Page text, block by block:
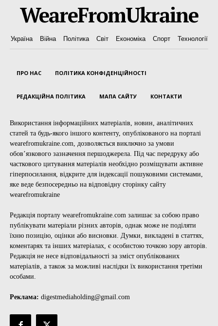
WeareFromUkraine
Україна Війна Політика Світ Економіка Спорт Технології
ПРО НАС ПОЛІТИКА КОНФІДЕНЦІЙНОСТІ
РЕДАКЦІЙНА ПОЛІТИКА МАПА САЙТУ КОНТАКТИ
Використання інформаційних матеріалів, новин, аналітичних
статей та будь-якого іншого контенту, опублікованого на порталі
wearefromukraine.com, дозволяється виключно за умови
обов’язкового зазначення першоджерела. Під час передруку або
часткового цитування матеріалів необхідно розміщувати активне
гіперпосилання, відкрите для індексації пошуковими системами,
яке веде безпосередньо на відповідну сторінку сайту
wearefromukraine
Редакція порталу wearefromukraine.com залишає за собою право
публікувати матеріали різних авторів, однак може не поділяти
їхню позицію, оцінки або висновки. Думки, викладені в статтях,
коментарях та інших матеріалах, є особистою точкою зору авторів.
Редакція не несе відповідальності за зміст опублікованих
матеріалів, а також за можливі наслідки їх використання третіми
особами.
Реклама: digestmediaholding@gmail.com